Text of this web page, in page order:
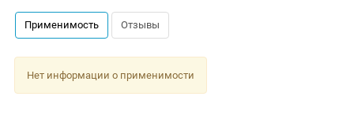
Применимость Отзывы
Нет информации о применимости